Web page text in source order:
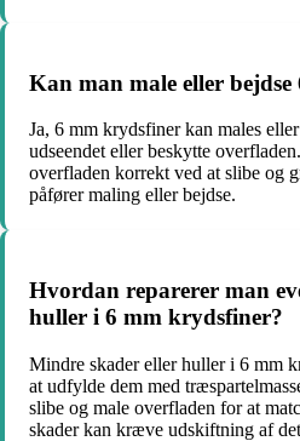
Kan man male eller
Ja, 6 mm krydsfiner kan males
udseendet eller beskytte
overfladen korrekt ved at slibe og
påfører maling eller bejdse.
Hvordan reparerer man
huller i 6 mm krydsfiner?
Mindre skader eller huller i 6 mm
at udfylde dem med
slibe og male overfladen for at
skader kan kræve udskiftning af